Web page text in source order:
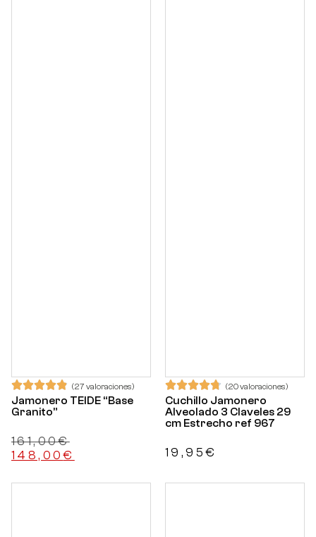
(27 valoraciones)
Jamonero TEIDE “Base
Granito”
161,00€
148,00€
(20 valoraciones)
Cuchillo Jamonero
Alveolado 3 Claveles 29
cm Estrecho ref 967
19,95 €